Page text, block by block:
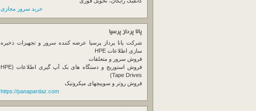
خرید سرور مجازی
پانا پرداز پرسیا
شرکت پانا پرداز پرسیا عرضه کننده سرور و تجهیزات ذخیره
سازی اطلاعات HPE
فروش سرور و متعلقات
فروش استوریج و دستگاه های بک آپ گیری اطلاعات (HPE
Tape Drives)
فروش روتر و سوییچهای میکروتیک
https://panapardaz.com